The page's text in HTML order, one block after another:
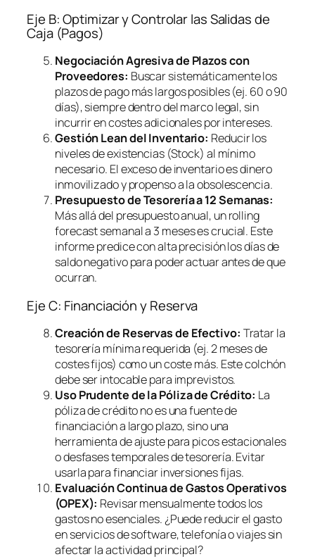
Eje B: Optimizar y Controlar las Salidas de
Caja (Pagos)
Negociación Agresiva de Plazos con
Proveedores: Buscar sistemáticamente los
plazos de pago más largos posibles (ej. 60 o 90
días), siempre dentro del marco legal, sin
incurrir en costes adicionales por intereses.
Gestión Lean del Inventario: Reducir los
niveles de existencias (Stock) al mínimo
necesario. El exceso de inventario es dinero
inmovilizado y propenso a la obsolescencia.
Presupuesto de Tesorería a 12 Semanas:
Más allá del presupuesto anual, unrolling
forecastsemanal a 3 meses es crucial. Este
informe predice con alta precisión los días de
saldo negativo para poder actuar antes de que
ocurran.
Eje C: Financiación y Reserva
Creación de Reservas de Efectivo: Tratar la
tesorería mínima requerida (ej. 2 meses de
costes fijos) como un coste más. Este colchón
debe ser intocable para imprevistos.
Uso Prudente de la Póliza de Crédito: La
póliza de crédito no es una fuente de
financiación a largo plazo, sino una
herramienta de ajuste para picos estacionales
o desfases temporales de tesorería. Evitar
usarla para financiar inversiones fijas.
Evaluación Continua de Gastos Operativos
(OPEX): Revisar mensualmente todos los
gastos no esenciales. ¿Puede reducir el gasto
en servicios desoftware, telefonía o viajes sin
afectar la actividad principal?